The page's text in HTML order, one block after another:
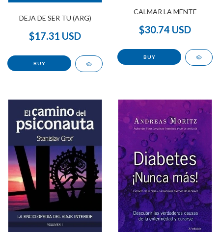
DEJA DE SER TU (ARG)
$17.31 USD
CALMAR LA MENTE
$30.74 USD